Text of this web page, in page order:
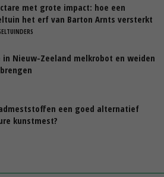
met grote impact: hoe een
het erf van Barton Arnts versterkt
in Nieuw-Zeeland melkrobot en weiden
een goed alternatief
kunstmest?